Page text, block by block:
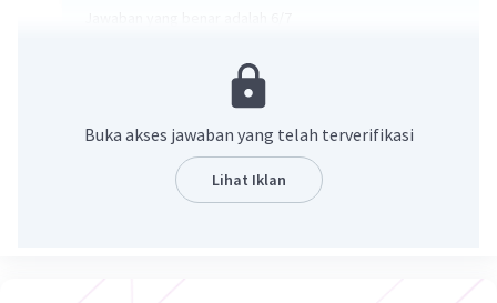
Penyederhanaan pecahan dilakukan dengan cara
membagi pembilang dan penyebut dengan bilangan
yang sama.
= (18÷3) / (21÷3)
Buka akses jawaban yang telah terverifikasi
Lihat Iklan